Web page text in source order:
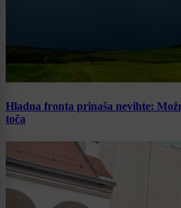
Hladna fronta prinaša nevihte:
toča